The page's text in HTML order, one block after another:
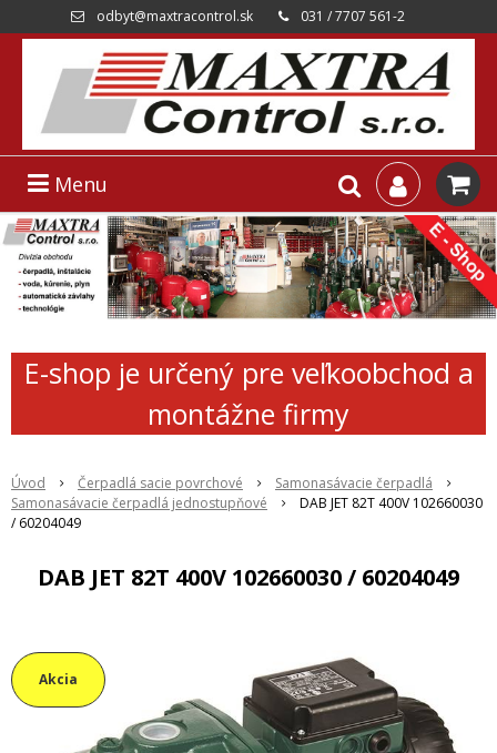
odbyt@maxtracontrol.sk 031 / 7707 561-2
Menu
E-shop je určený pre veľkoobchod a
montážne firmy
Úvod Čerpadlá sacie povrchové
Samonasávacie čerpadlá
Samonasávacie čerpadlá jednostupňové
DAB JET 82T 400V 102660030
/ 60204049
DAB JET 82T 400V 102660030 / 60204049
Akcia